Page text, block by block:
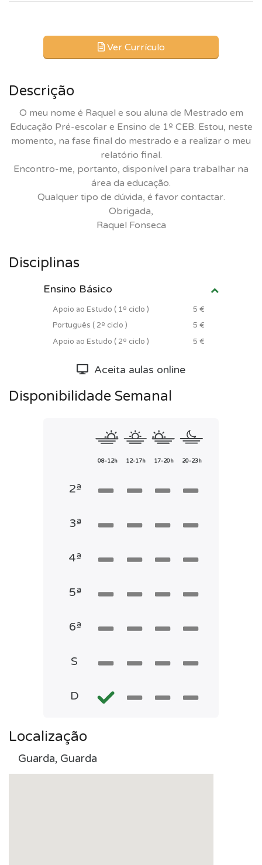
Ver Currículo
Descrição
O meu nome é Raquel e sou aluna de Mestrado em
Educação Pré-escolar e Ensino de 1º CEB. Estou, neste
momento, na fase final do mestrado e a realizar o meu
relatório final.
Encontro-me, portanto, disponível para trabalhar na
área da educação.
Qualquer tipo de dúvida, é favor contactar.
Obrigada,
Raquel Fonseca
Disciplinas
Ensino Básico
Apoio ao Estudo ( 1º ciclo )
5 €
Português ( 2º ciclo )
5 €
Apoio ao Estudo ( 2º ciclo )
5 €
Aceita aulas online
Disponibilidade Semanal
08-12h 12-17h 17-20h 20-23h
2ª
3ª
4ª
5ª
6ª
S
D
Localização
Guarda, Guarda